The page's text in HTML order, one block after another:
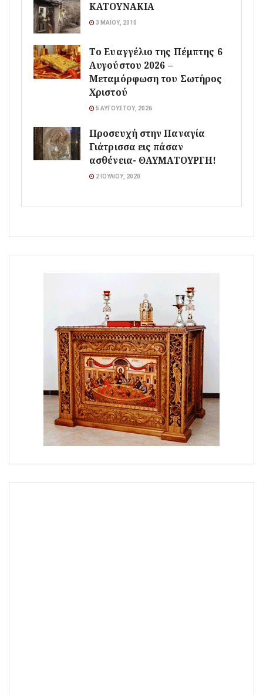
ΚΑΤΟΥΝΑΚΙΑ
3 ΜΑΪ́ΟΥ, 2010
Το Ευαγγέλιο της Πέμπτης 6
Αυγούστου 2026 –
Μεταμόρφωση του Σωτήρος
Χριστού
5 ΑΥΓΟΎΣΤΟΥ, 2026
Προσευχή στην Παναγία
Γιάτρισσα εις πάσαν
ασθένεια- ΘΑΥΜΑΤΟΥΡΓΗ!
2 ΙΟΥΛΊΟΥ, 2020